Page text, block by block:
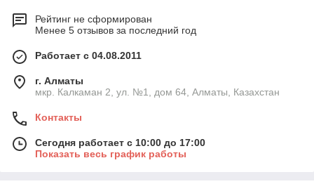
Рейтинг не сформирован
Менее 5 отзывов за последний год
Работает с 04.08.2011
г. Алматы
мкр. Калкаман 2, ул. №1, дом 64, Алматы, Казахстан
Контакты
Сегодня работает с 10:00 до 17:00
Показать весь график работы